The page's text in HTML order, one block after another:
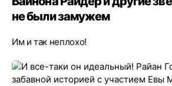
не были замужем
Им и так неплохо!